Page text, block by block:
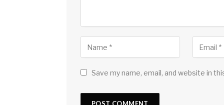
Save my name, email, and website in